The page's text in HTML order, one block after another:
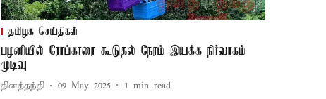
தமிழக செய்திகள்
பழனியில் ரோப்காரை கூடுதல் நேரம் இயக்க நிர்வாகம்
முடிவு
தினத்தந்தி 09 May 2025 1 min read